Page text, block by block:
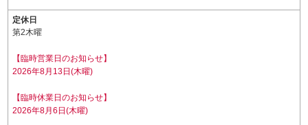
定休日
第2木曜
【臨時営業日のお知らせ】
2026年8月13日(木曜)
【臨時休業日のお知らせ】
2026年8月6日(木曜)